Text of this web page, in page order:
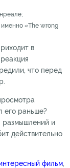
«The wrong
в
что перед
его раньше?
размышлений и
действительно
фильм,